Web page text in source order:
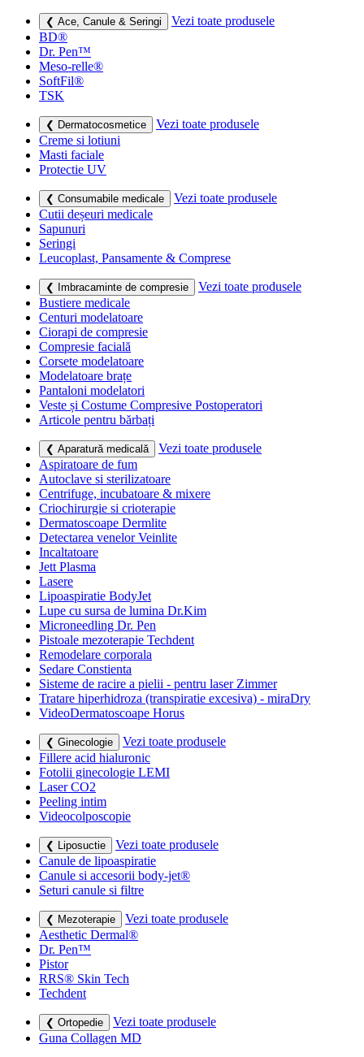
❮ Ace, Canule & Seringi
Vezi toate produsele
BD®
Dr. Pen™
Meso-relle®
SoftFil®
TSK
❮ Dermatocosmetice
Vezi toate produsele
Creme si lotiuni
Masti faciale
Protectie UV
❮ Consumabile medicale
Vezi toate produsele
Cutii deșeuri medicale
Sapunuri
Seringi
Leucoplast, Pansamente & Comprese
❮ Imbracaminte de compresie
Vezi toate produsele
Bustiere medicale
Centuri modelatoare
Ciorapi de compresie
Compresie facială
Corsete modelatoare
Modelatoare brațe
Pantaloni modelatori
Veste și Costume Compresive Postoperatori
Articole pentru bărbați
❮ Aparatură medicală
Vezi toate produsele
Aspiratoare de fum
Autoclave si sterilizatoare
Centrifuge, incubatoare & mixere
Criochirurgie si crioterapie
Dermatoscoape Dermlite
Detectarea venelor Veinlite
Incaltatoare
Jett Plasma
Lasere
Lipoaspiratie BodyJet
Lupe cu sursa de lumina Dr.Kim
Microneedling Dr. Pen
Pistoale mezoterapie Techdent
Remodelare corporala
Sedare Constienta
Sisteme de racire a pielii - pentru laser Zimmer
Tratare hiperhidroza (transpiratie excesiva) - miraDry
VideoDermatoscoape Horus
❮ Ginecologie
Vezi toate produsele
Fillere acid hialuronic
Fotolii ginecologie LEMI
Laser CO2
Peeling intim
Videocolposcopie
❮ Liposuctie
Vezi toate produsele
Canule de lipoaspiratie
Canule si accesorii body-jet®
Seturi canule si filtre
❮ Mezoterapie
Vezi toate produsele
Aesthetic Dermal®
Dr. Pen™
Pistor
RRS® Skin Tech
Techdent
❮ Ortopedie
Vezi toate produsele
Guna Collagen MD